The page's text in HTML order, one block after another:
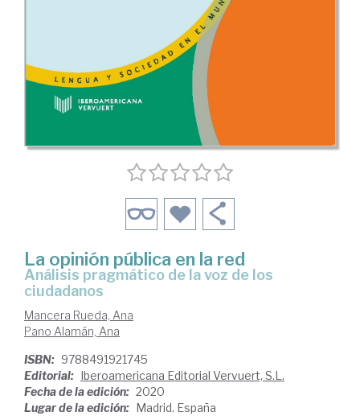
La opinión pública en la red
análisis pragmático de la voz de los
ciudadanos
Mancera Rueda, Ana
Pano Alamán, Ana
ISBN: 9788491921745
Editorial: Iberoamericana Editorial Vervuert, S.L.
Fecha de la edición: 2020
Lugar de la edición: Madrid. España